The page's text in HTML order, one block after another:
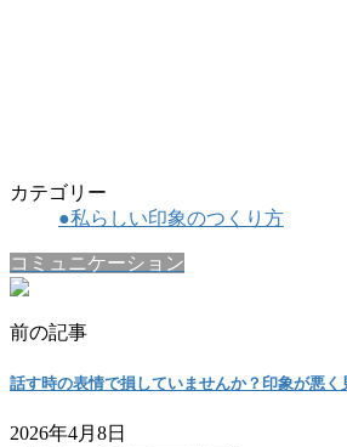
カテゴリー
●私らしい印象のつくり方
コミュニケーション
前の記事
話す時の表情で損していませんか？印象が悪
2026年4月8日